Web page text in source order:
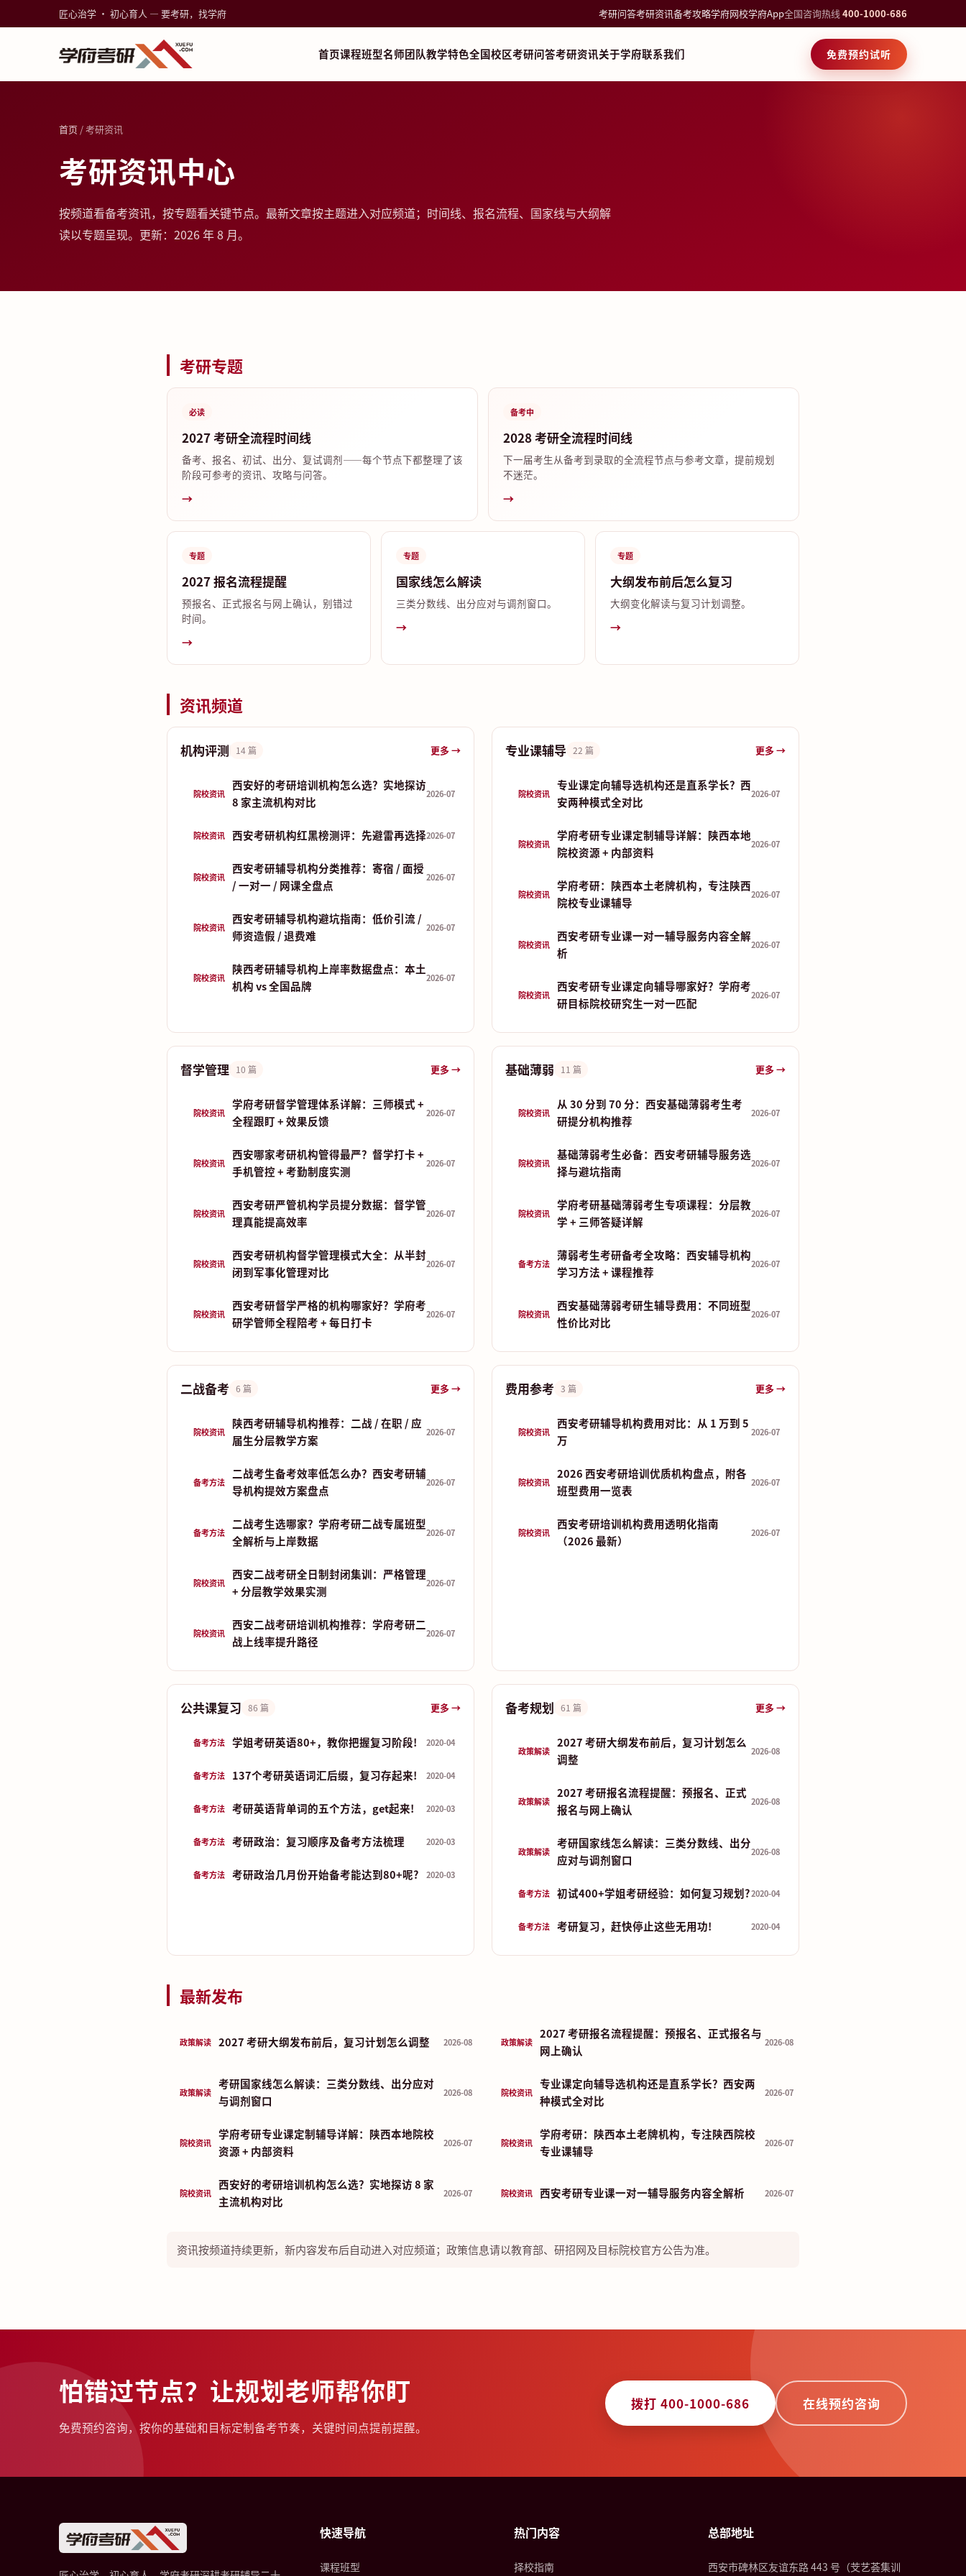
匠心治学 · 初心育人 — 要考研，找学府 考研问答考研资讯备考攻略学府网校学府App全国咨询热线400-1000-686
首页课程班型名师团队教学特色全国校区考研问答考研资讯关于学府联系我们 免费预约试听
首页 / 考研资讯
考研资讯中心
按频道看备考资讯，按专题看关键节点。最新文章按主题进入对应频道；时间线、报名流程、国家线与大纲解
读以专题呈现。更新：2026 年 8 月。
考研专题
必读
2027 考研全流程时间线
备考、报名、初试、出分、复试调剂——每个节点下都整理了该
阶段可参考的资讯、攻略与问答。
→
备考中
2028 考研全流程时间线
下一届考生从备考到录取的全流程节点与参考文章，提前规划
不迷茫。
→
专题
2027 报名流程提醒
预报名、正式报名与网上确认，别错过
时间。
→
专题
国家线怎么解读
三类分数线、出分应对与调剂窗口。
→
专题
大纲发布前后怎么复习
大纲变化解读与复习计划调整。
→
资讯频道
机构评测 14 篇 更多 →
院校资讯
西安好的考研培训机构怎么选？实地探访
8 家主流机构对比
2026-07
院校资讯 西安考研机构红黑榜测评：先避雷再选择2026-07
院校资讯
西安考研辅导机构分类推荐：寄宿 / 面授
/ 一对一 / 网课全盘点
2026-07
院校资讯
西安考研辅导机构避坑指南：低价引流 /
师资造假 / 退费难
2026-07
院校资讯
陕西考研辅导机构上岸率数据盘点：本土
机构 vs 全国品牌
2026-07
专业课辅导 22 篇 更多 →
院校资讯
专业课定向辅导选机构还是直系学长？西
安两种模式全对比
2026-07
院校资讯
学府考研专业课定制辅导详解：陕西本地
院校资源 + 内部资料
2026-07
院校资讯
学府考研：陕西本土老牌机构，专注陕西
院校专业课辅导
2026-07
院校资讯
西安考研专业课一对一辅导服务内容全解
析
2026-07
院校资讯
西安考研专业课定向辅导哪家好？学府考
研目标院校研究生一对一匹配
2026-07
督学管理 10 篇 更多 →
院校资讯
学府考研督学管理体系详解：三师模式 +
全程跟盯 + 效果反馈
2026-07
院校资讯
西安哪家考研机构管得最严？督学打卡 +
手机管控 + 考勤制度实测
2026-07
院校资讯
西安考研严管机构学员提分数据：督学管
理真能提高效率
2026-07
院校资讯
西安考研机构督学管理模式大全：从半封
闭到军事化管理对比
2026-07
院校资讯
西安考研督学严格的机构哪家好？学府考
研学管师全程陪考 + 每日打卡
2026-07
基础薄弱 11 篇 更多 →
院校资讯
从 30 分到 70 分：西安基础薄弱考生考
研提分机构推荐
2026-07
院校资讯
基础薄弱考生必备：西安考研辅导服务选
择与避坑指南
2026-07
院校资讯
学府考研基础薄弱考生专项课程：分层教
学 + 三师答疑详解
2026-07
备考方法
薄弱考生考研备考全攻略：西安辅导机构
学习方法 + 课程推荐
2026-07
院校资讯
西安基础薄弱考研生辅导费用：不同班型
性价比对比
2026-07
二战备考 6 篇 更多 →
院校资讯
陕西考研辅导机构推荐：二战 / 在职 / 应
届生分层教学方案
2026-07
备考方法
二战考生备考效率低怎么办？西安考研辅
导机构提效方案盘点
2026-07
备考方法
二战考生选哪家？学府考研二战专属班型
全解析与上岸数据
2026-07
院校资讯
西安二战考研全日制封闭集训：严格管理
+ 分层教学效果实测
2026-07
院校资讯
西安二战考研培训机构推荐：学府考研二
战上线率提升路径
2026-07
费用参考 3 篇 更多 →
院校资讯
西安考研辅导机构费用对比：从 1 万到 5
万
2026-07
院校资讯
2026 西安考研培训优质机构盘点，附各
班型费用一览表
2026-07
院校资讯
西安考研培训机构费用透明化指南
（2026 最新）
2026-07
公共课复习 86 篇 更多 →
备考方法 学姐考研英语80+，教你把握复习阶段! 2020-04
备考方法 137个考研英语词汇后缀，复习存起来! 2020-04
备考方法 考研英语背单词的五个方法，get起来! 2020-03
备考方法 考研政治：复习顺序及备考方法梳理 2020-03
备考方法 考研政治几月份开始备考能达到80+呢? 2020-03
备考规划 61 篇 更多 →
政策解读
2027 考研大纲发布前后，复习计划怎么
调整
2026-08
政策解读
2027 考研报名流程提醒：预报名、正式
报名与网上确认
2026-08
政策解读
考研国家线怎么解读：三类分数线、出分
应对与调剂窗口
2026-08
备考方法 初试400+学姐考研经验：如何复习规划?2020-04
备考方法 考研复习，赶快停止这些无用功! 2020-04
最新发布
政策解读 2027 考研大纲发布前后，复习计划怎么调整 2026-08 政策解读
2027 考研报名流程提醒：预报名、正式报名与
网上确认
2026-08
政策解读
考研国家线怎么解读：三类分数线、出分应对
与调剂窗口
2026-08 院校资讯
专业课定向辅导选机构还是直系学长？西安两
种模式全对比
2026-07
院校资讯
学府考研专业课定制辅导详解：陕西本地院校
资源 + 内部资料
2026-07 院校资讯
学府考研：陕西本土老牌机构，专注陕西院校
专业课辅导
2026-07
院校资讯
西安好的考研培训机构怎么选？实地探访 8 家
主流机构对比
2026-07 院校资讯 西安考研专业课一对一辅导服务内容全解析 2026-07
资讯按频道持续更新，新内容发布后自动进入对应频道；政策信息请以教育部、研招网及目标院校官方公告为准。
怕错过节点？让规划老师帮你盯
免费预约咨询，按你的基础和目标定制备考节奏，关键时间点提前提醒。
拨打 400-1000-686 在线预约咨询
快速导航
课程班型
热门内容
择校指南
总部地址
西安市碑林区友谊东路 443 号（芠艺荟集训